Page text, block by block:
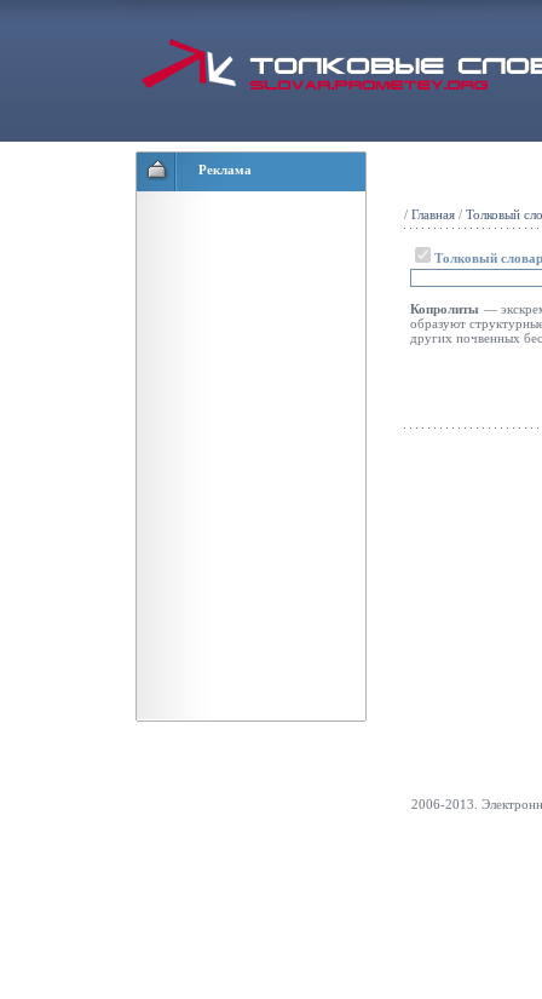
Реклама
/ Главная / Толковый
Толковый
Копролиты —
образуют
других почвенных
2006-2013.